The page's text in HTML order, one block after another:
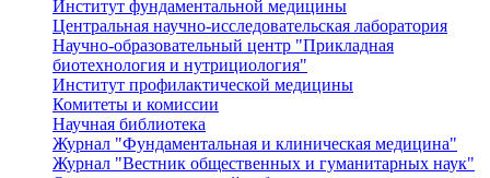
Институт фундаментальной медицины
Центральная научно-исследовательская лаборатория
Научно-образовательный центр "Прикладная
биотехнология и нутрициология"
Институт профилактической медицины
Комитеты и комиссии
Научная библиотека
Журнал "Фундаментальная и клиническая медицина"
Журнал "Вестник общественных и гуманитарных наук"